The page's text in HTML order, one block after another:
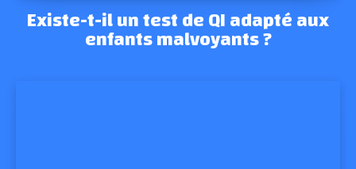
Existe-t-il un test de QI adapté aux
enfants malvoyants ?